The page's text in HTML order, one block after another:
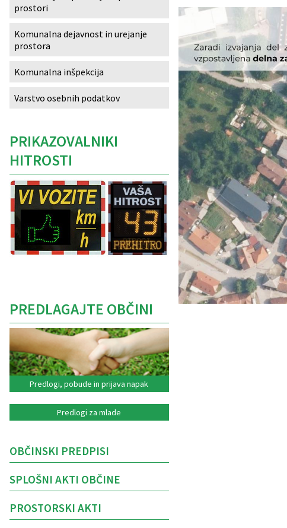
prostori
Komunalna dejavnost in urejanje
prostora
Komunalna inšpekcija
Varstvo osebnih podatkov
PRIKAZOVALNIKI
HITROSTI
PREDLAGAJTE OBČINI
Predlogi, pobude in prijava napak
Predlogi za mlade
OBČINSKI PREDPISI
SPLOŠNI AKTI OBČINE
PROSTORSKI AKTI
Izobraževanje
Kultura, šport in turizem
Sociala in zdravstvo
Skupna občinska uprava